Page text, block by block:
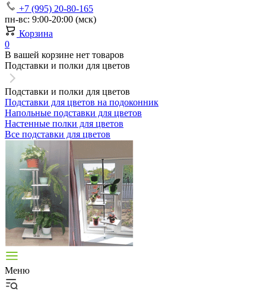
+7 (995) 20-80-165
пн-вс: 9:00-20:00 (мск)
Корзина
0
В вашей корзине нет товаров
Подставки и полки для цветов
Подставки и полки для цветов
Подставки для цветов на подоконник
Напольные подставки для цветов
Настенные полки для цветов
Все подставки для цветов
Меню